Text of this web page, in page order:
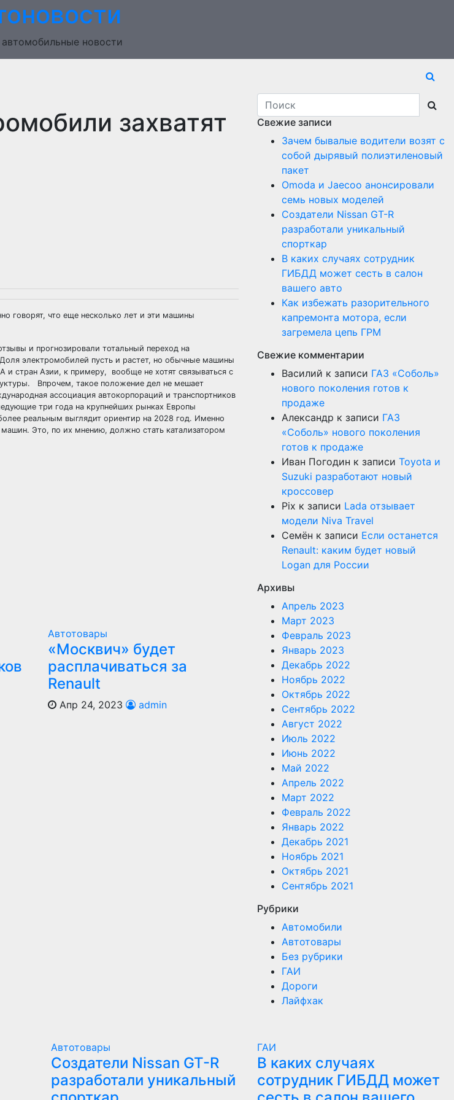
новости
захватят
говорят, что еще несколько лет и эти машины
и прогнозировали тотальный переход на
электромобилей пусть и растет, но обычные машины
стран Азии, к примеру, вообще не хотят связываться с
Впрочем, такое положение дел не мешает
ассоциация автокорпораций и транспортников
три года на крупнейших рынках Европы
реальным выглядит ориентир на 2028 год. Именно
Это, по их мнению, должно стать катализатором
Автотовары
«Москвич» будет
расплачиваться за
Renault
Апр 24, 2023 admin
Свежие записи
Зачем бывалые водители возят с
собой дырявый полиэтиленовый
пакет
Оmoda и Jaecoo анонсировали
семь новых моделей
Создатели Nissan GT-R
разработали уникальный
спорткар
В каких случаях сотрудник
ГИБДД может сесть в салон
вашего авто
Как избежать разорительного
капремонта мотора, если
загремела цепь ГРМ
Свежие комментарии
Василий к записи ГАЗ «Соболь»
нового поколения готов к
продаже
Александр к записи ГАЗ
«Соболь» нового поколения
готов к продаже
Иван Погодин к записи Toyota и
Suzuki разработают новый
кроссовер
Pix к записи Lada отзывает
модели Niva Travel
Семён к записи Если останется
Renault: каким будет новый
Logan для России
Архивы
Апрель 2023
Март 2023
Февраль 2023
Январь 2023
Декабрь 2022
Ноябрь 2022
Октябрь 2022
Сентябрь 2022
Август 2022
Июль 2022
Июнь 2022
Май 2022
Апрель 2022
Март 2022
Февраль 2022
Январь 2022
Декабрь 2021
Ноябрь 2021
Октябрь 2021
Сентябрь 2021
Рубрики
Автомобили
Автотовары
Без рубрики
ГАИ
Дороги
Лайфхак
Автотовары
Создатели Nissan GT-R
разработали уникальный
ГАИ
В каких случаях
сотрудник ГИБДД может